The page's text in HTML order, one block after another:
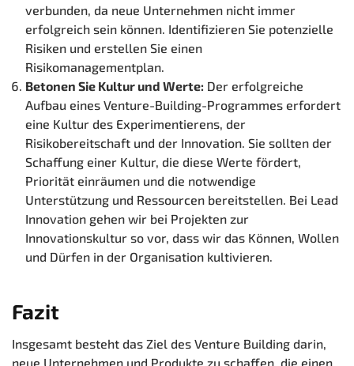
verbunden, da neue Unternehmen nicht immer
erfolgreich sein können. Identifizieren Sie potenzielle
Risiken und erstellen Sie einen
Risikomanagementplan.
Betonen Sie Kultur und Werte: Der erfolgreiche
Aufbau eines Venture-Building-Programmes erfordert
eine Kultur des Experimentierens, der
Risikobereitschaft und der Innovation. Sie sollten der
Schaffung einer Kultur, die diese Werte fördert,
Priorität einräumen und die notwendige
Unterstützung und Ressourcen bereitstellen. Bei Lead
Innovation gehen wir bei Projekten zur
Innovationskultur so vor, dass wir das Können, Wollen
und Dürfen in der Organisation kultivieren.
Fazit
Insgesamt besteht das Ziel des Venture Building darin,
neue Unternehmen und Produkte zu schaffen, die einen